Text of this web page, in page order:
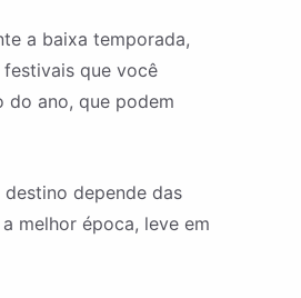
a baixa temporada,
que você
do ano, que podem
depende das
melhor época, leve em